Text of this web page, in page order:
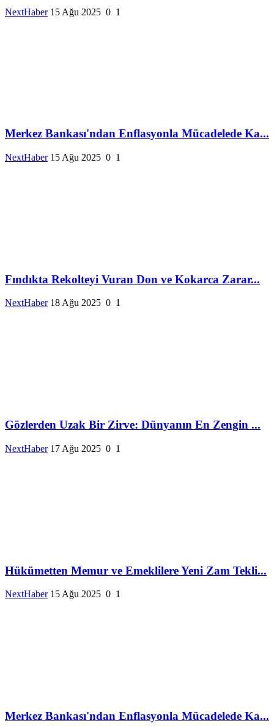
NextHaber 15 Ağu 2025 0 1
Merkez Bankası'ndan Enflasyonla Mücadelede Ka...
NextHaber 15 Ağu 2025 0 1
Fındıkta Rekolteyi Vuran Don ve Kokarca Zarar...
NextHaber 18 Ağu 2025 0 1
Gözlerden Uzak Bir Zirve: Dünyanın En Zengin ...
NextHaber 17 Ağu 2025 0 1
Hükümetten Memur ve Emeklilere Yeni Zam Tekli...
NextHaber 15 Ağu 2025 0 1
Merkez Bankası'ndan Enflasyonla Mücadelede Ka...